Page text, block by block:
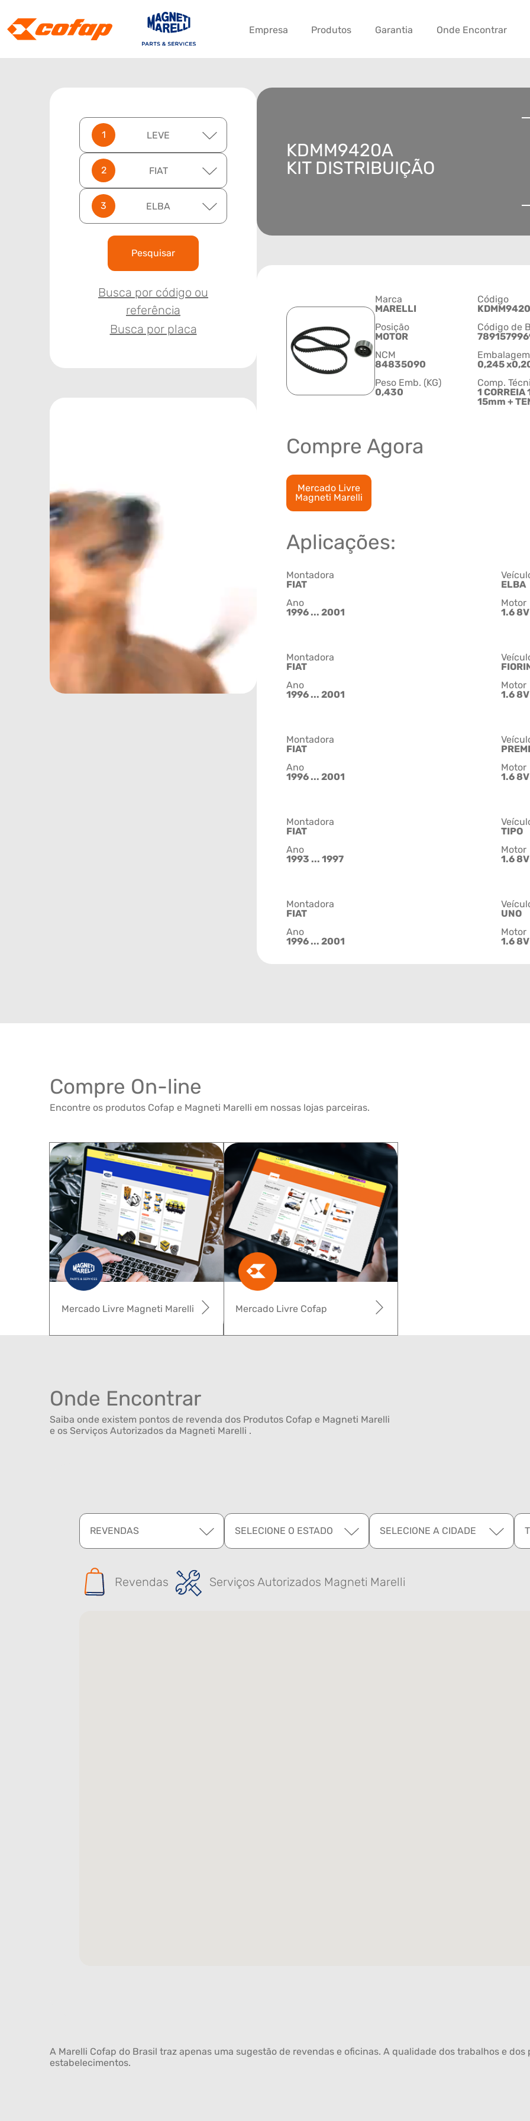
Empresa Produtos Garantia Onde Encontrar
LEVE
FIAT
ELBA
Pesquisar
Busca por código ou
referência
Busca por placa
KDMM9420A
KIT DISTRIBUIÇÃO
Marca
MARELLI
Código
Posição
MOTOR
Código de
NCM
84835090
0,245
Peso Emb. (KG)
0,430
Comp.
1
15mm +
Compre Agora
Mercado Livre
Magneti Marelli
Aplicações:
Montadora
FIAT
ELBA
Ano
1996 ... 2001
Motor
1.6 8V
Montadora
FIAT
Ano
1996 ... 2001
Motor
1.6 8V
Montadora
FIAT
Ano
1996 ... 2001
Motor
1.6 8V
Montadora
FIAT
TIPO
Ano
1993 ... 1997
Motor
1.6 8V
Montadora
FIAT
UNO
Ano
1996 ... 2001
Motor
1.6 8V
Compre On-line
Encontre os produtos Cofap e Magneti Marelli em nossas lojas parceiras.
Mercado Livre Cofap
Mercado Livre Magneti Marelli
Onde Encontrar
Saiba onde existem pontos de revenda dos Produtos Cofap e Magneti Marelli
e os Serviços Autorizados da Magneti Marelli .
REVENDAS SELECIONE O ESTADO SELECIONE A CIDADE
Revendas Serviços Autorizados Magneti Marelli
A Marelli Cofap do Brasil traz apenas uma sugestão de revendas e oficinas. A qualidade dos trabalhos e
estabelecimentos.